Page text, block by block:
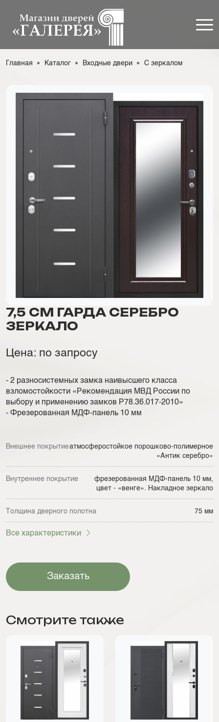
Главная Каталог Входные двери С зеркалом
7,5 СМ ГАРДА СЕРЕБРО
ЗЕРКАЛО
Цена: по запросу
- 2 разносистемных замка наивысшего класса
взломостойкости «Рекомендация МВД России по
выбору и применению замков Р78.36.017-2010»
- Фрезерованная МДФ-панель 10 мм
Внешнее покрытиеатмосферостойкое порошково-полимерное
«Антик серебро»
Внутреннее покрытие
фрезерованная МДФ-панель 10 мм,
цвет - «венге». Накладное зеркало
Толщина дверного полотна 75 мм
Все характеристики
Заказать
Смотрите также